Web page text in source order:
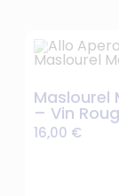
Maslourel
– Vin
16,00 €